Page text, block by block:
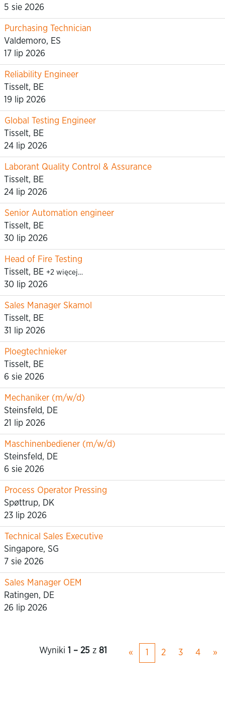
5 sie 2026
Purchasing Technician
Valdemoro, ES
17 lip 2026
Reliability Engineer
Tisselt, BE
19 lip 2026
Global Testing Engineer
Tisselt, BE
24 lip 2026
Laborant Quality Control & Assurance
Tisselt, BE
24 lip 2026
Senior Automation engineer
Tisselt, BE
30 lip 2026
Head of Fire Testing
Tisselt, BE +2 więcej…
30 lip 2026
Sales Manager Skamol
Tisselt, BE
31 lip 2026
Ploegtechnieker
Tisselt, BE
6 sie 2026
Mechaniker (m/w/d)
Steinsfeld, DE
21 lip 2026
Maschinenbediener (m/w/d)
Steinsfeld, DE
6 sie 2026
Process Operator Pressing
Spøttrup, DK
23 lip 2026
Technical Sales Executive
Singapore, SG
7 sie 2026
Sales Manager OEM
Ratingen, DE
26 lip 2026
Wyniki 1 – 25 z 81 « 1 2 3 4 »